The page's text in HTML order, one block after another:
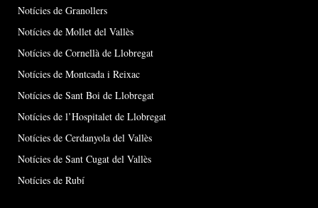
Notícies de Granollers
Notícies de Mollet del Vallès
Notícies de Cornellà de Llobregat
Notícies de Montcada i Reixac
Notícies de Sant Boi de Llobregat
Notícies de l’Hospitalet de Llobregat
Notícies de Cerdanyola del Vallès
Notícies de Sant Cugat del Vallès
Notícies de Rubí